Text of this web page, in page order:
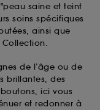
saine et teint
soins spécifiques
ainsi que
de l’âge ou de
brillantes, des
ici vous
et redonner à